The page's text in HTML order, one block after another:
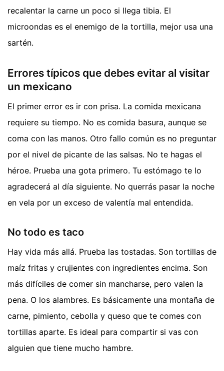
recalentar la carne un poco si llega tibia. El
microondas es el enemigo de la tortilla, mejor usa una
sartén.
Errores típicos que debes evitar al visitar
un mexicano
El primer error es ir con prisa. La comida mexicana
requiere su tiempo. No es comida basura, aunque se
coma con las manos. Otro fallo común es no preguntar
por el nivel de picante de las salsas. No te hagas el
héroe. Prueba una gota primero. Tu estómago te lo
agradecerá al día siguiente. No querrás pasar la noche
en vela por un exceso de valentía mal entendida.
No todo es taco
Hay vida más allá. Prueba las tostadas. Son tortillas de
maíz fritas y crujientes con ingredientes encima. Son
más difíciles de comer sin mancharse, pero valen la
pena. O los alambres. Es básicamente una montaña de
carne, pimiento, cebolla y queso que te comes con
tortillas aparte. Es ideal para compartir si vas con
alguien que tiene mucho hambre.